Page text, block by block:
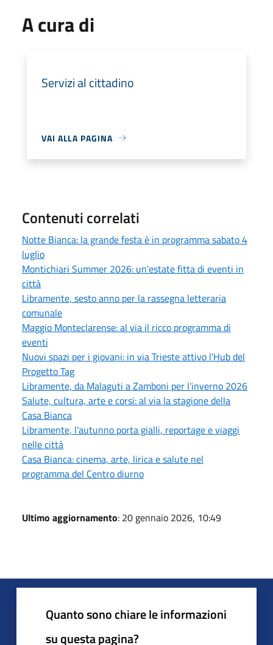
A cura di
Servizi al cittadino
VAI ALLA PAGINA
Contenuti correlati
Notte Bianca: la grande festa è in programma sabato 4
luglio
Montichiari Summer 2026: un'estate fitta di eventi in
città
Libramente, sesto anno per la rassegna letteraria
comunale
Maggio Monteclarense: al via il ricco programma di
eventi
Nuovi spazi per i giovani: in via Trieste attivo l'Hub del
Progetto Tag
Libramente, da Malaguti a Zamboni per l'inverno 2026
Salute, cultura, arte e corsi: al via la stagione della
Casa Bianca
Libramente, l'autunno porta gialli, reportage e viaggi
nelle città
Casa Bianca: cinema, arte, lirica e salute nel
programma del Centro diurno
Ultimo aggiornamento: 20 gennaio 2026, 10:49
Quanto sono chiare le informazioni
su questa pagina?